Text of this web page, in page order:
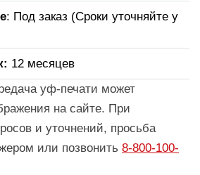
: Под заказ (Сроки уточняйте у
12 месяцев
уф-печати может
на сайте. При
и уточнений, просьба
или позвонить 8-800-100-